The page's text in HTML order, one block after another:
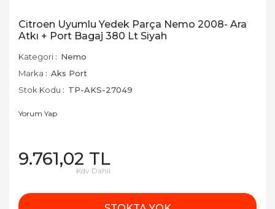
Citroen Uyumlu Yedek Parça Nemo 2008- Ara
Atkı + Port Bagaj 380 Lt Siyah
Kategori
Nemo
Marka
Aks Port
Stok Kodu
TP-AKS-27049
Yorum Yap
9.761,02 TL
Kdv Dahil